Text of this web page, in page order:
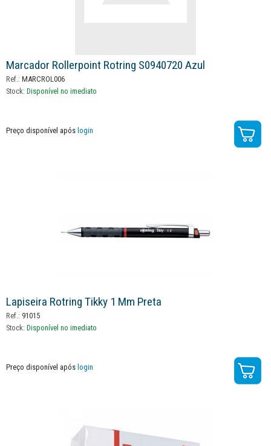
Marcador Rollerpoint Rotring S0940720 Azul
Ref.: MARCROL006
Stock: Disponível no imediato
Preço disponível após login
Lapiseira Rotring Tikky 1 Mm Preta
Ref.: 91015
Stock: Disponível no imediato
Preço disponível após login